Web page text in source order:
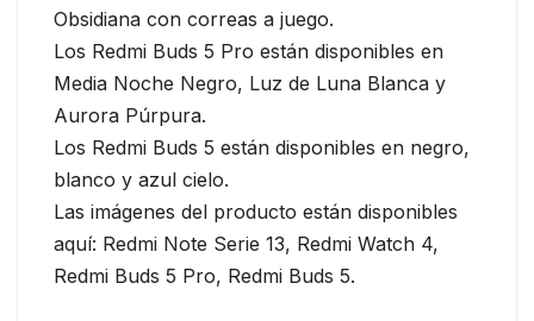
Obsidiana con correas a juego.
Los Redmi Buds 5 Pro están disponibles en
Media Noche Negro, Luz de Luna Blanca y
Aurora Púrpura.
Los Redmi Buds 5 están disponibles en negro,
blanco y azul cielo.
Las imágenes del producto están disponibles
aquí: Redmi Note Serie 13, Redmi Watch 4,
Redmi Buds 5 Pro, Redmi Buds 5.